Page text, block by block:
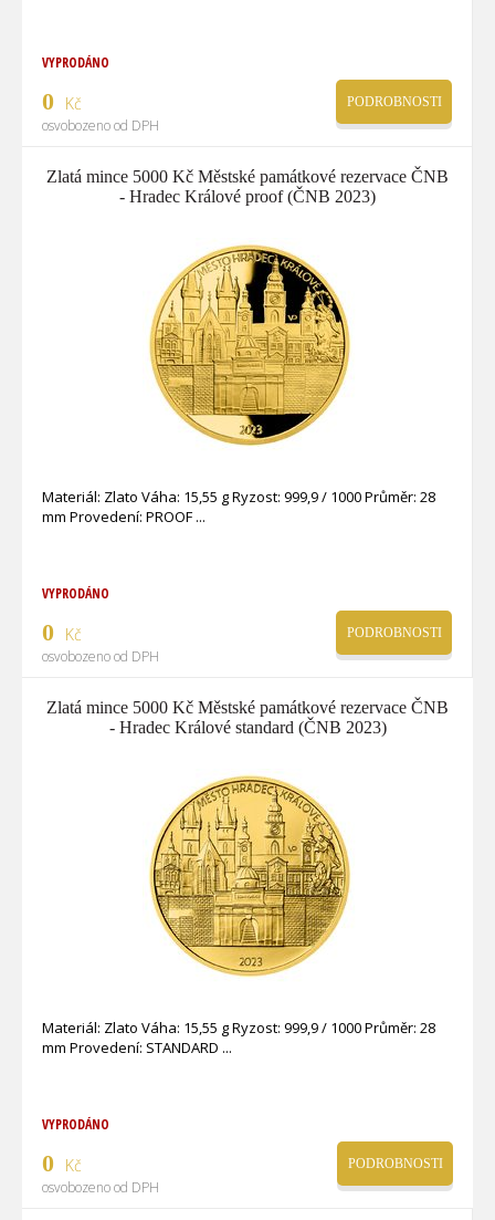
VYPRODÁNO
0 Kč
osvobozeno od DPH
PODROBNOSTI
Zlatá mince 5000 Kč Městské památkové rezervace ČNB
- Hradec Králové proof (ČNB 2023)
Materiál: Zlato Váha: 15,55 g Ryzost: 999,9 / 1000 Průměr: 28
mm Provedení: PROOF
VYPRODÁNO
0 Kč
osvobozeno od DPH
PODROBNOSTI
Zlatá mince 5000 Kč Městské památkové rezervace ČNB
- Hradec Králové standard (ČNB 2023)
Materiál: Zlato Váha: 15,55 g Ryzost: 999,9 / 1000 Průměr: 28
mm Provedení: STANDARD
VYPRODÁNO
0 Kč
osvobozeno od DPH
PODROBNOSTI